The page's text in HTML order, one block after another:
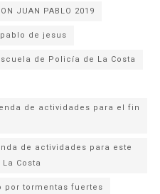
JUAN PABLO 2019
de jesus
de actividades para el fin
de actividades para este
Costa
por tormentas fuertes